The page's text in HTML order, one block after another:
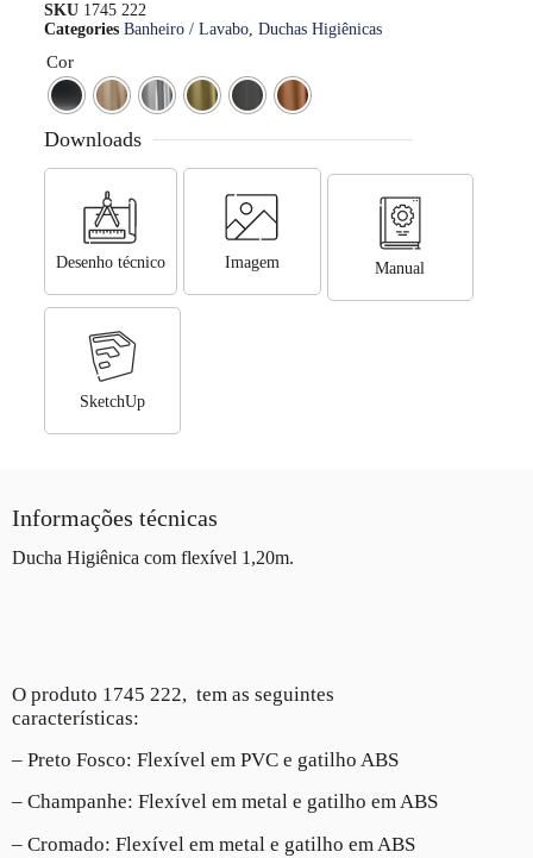
SKU 1745 222
Categories Banheiro / Lavabo, Duchas Higiênicas
Cor
Downloads
Desenho técnico Imagem Manual
SketchUp
Informações técnicas
Ducha Higiênica com flexível 1,20m.
O produto 1745 222, tem as seguintes
características:
– Preto Fosco: Flexível em PVC e gatilho ABS
– Champanhe: Flexível em metal e gatilho em ABS
– Cromado: Flexível em metal e gatilho em ABS